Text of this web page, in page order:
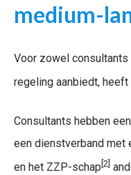
medium-
Voor zowel
regeling aanbiedt,
Consultants hebben
een dienstverband
en het ZZP-schap [2]